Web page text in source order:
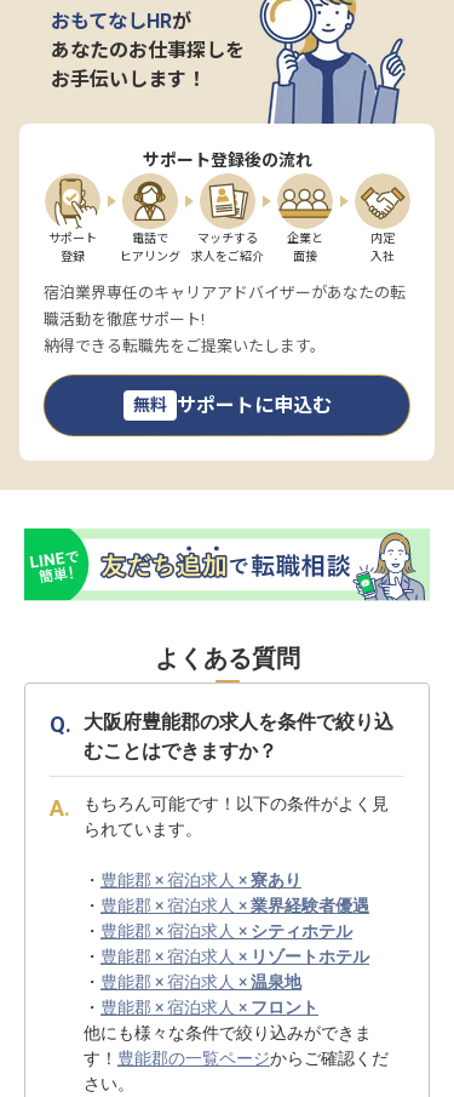
おもてなしHRが
あなたのお仕事探しを
お手伝いします！
サポート登録後の流れ
サポート
登録
電話で
ヒアリング
マッチする
求人をご紹介
企業と
面接
内定
入社
宿泊業界専任のキャリアアドバイザーがあなたの転
職活動を徹底サポート!
納得できる転職先をご提案いたします。
無料 サポートに申込む
よくある質問
大阪府豊能郡の求人を条件で絞り込
むことはできますか？
もちろん可能です！以下の条件がよく見
られています。
・ 豊能郡 × 宿泊求人 ×寮あり
・ 豊能郡 × 宿泊求人 ×業界経験者優遇
・ 豊能郡 × 宿泊求人 × シティホテル
・ 豊能郡 × 宿泊求人 × リゾートホテル
・ 豊能郡 × 宿泊求人 ×温泉地
・ 豊能郡 × 宿泊求人 × フロント
他にも様々な条件で絞り込みができま
す！ 豊能郡の一覧ページからご確認くだ
さい。